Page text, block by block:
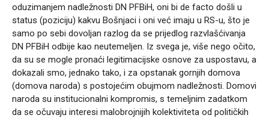
oduzimanjem nadležnosti DN PFBiH, oni bi de facto došli u
status (poziciju) kakvu Bošnjaci i oni već imaju u RS-u, što je
samo po sebi dovoljan razlog da se prijedlog razvlašćivanja
DN PFBiH odbije kao neutemeljen. Iz svega je, više nego očito,
da su se mogle pronaći legitimacijske osnove za uspostavu, a
dokazali smo, jednako tako, i za opstanak gornjih domova
(domova naroda) s postojećim obujmom nadležnosti. Domovi
naroda su institucionalni kompromis, s temeljnim zadatkom
da se očuvaju interesi malobrojnijih kolektiviteta od političkih